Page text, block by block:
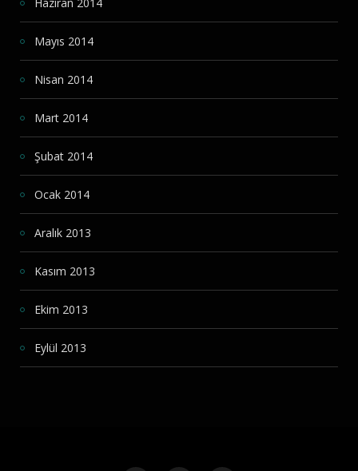
Haziran 2014
Mayıs 2014
Nisan 2014
Mart 2014
Şubat 2014
Ocak 2014
Aralık 2013
Kasım 2013
Ekim 2013
Eylül 2013